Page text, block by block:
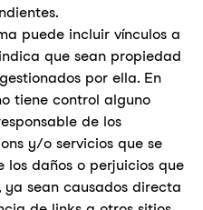
puede incluir vínculos a
que sean propiedad
por ella. En
tiene control alguno
de los
y/o servicios que se
los daños o perjuicios que
ya sean causados directa